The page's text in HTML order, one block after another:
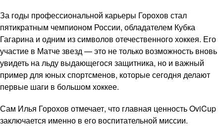
За годы профессиональной карьеры Горохов стал
пятикратным чемпионом России, обладателем Кубка
Гагарина и одним из символов отечественного хоккея. Его
участие в Матче звезд — это не только возможность вновь
увидеть на льду выдающегося защитника, но и важный
пример для юных спортсменов, которые сегодня делают
первые шаги в большом хоккее.
Сам Илья Горохов отмечает, что главная ценность OviCup
заключается именно в его воспитательной миссии.